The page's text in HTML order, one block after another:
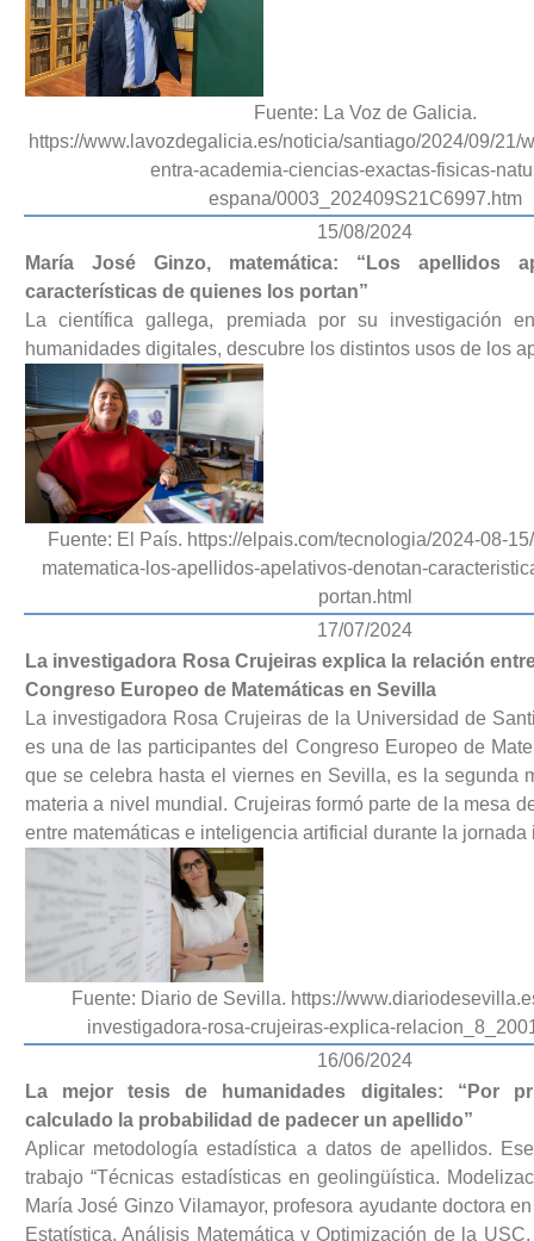
Fuente: La Voz de Galicia.
https://www.lavozdegalicia.es/noticia/santiago/2024/09/21/
entra-academia-ciencias-exactas-fisicas-
espana/0003_202409S21C6997.htm
15/08/2024
María José Ginzo, matemática: “Los apellidos
características de quienes los portan”
La científica gallega, premiada por su investigación
humanidades digitales, descubre los distintos usos de los
Fuente: El País. https://elpais.com/tecnologia/2024-08-
matematica-los-apellidos-apelativos-denotan-
portan.html
17/07/2024
La investigadora Rosa Crujeiras explica la relación
Congreso Europeo de Matemáticas en Sevilla
La investigadora Rosa Crujeiras de la Universidad de
es una de las participantes del Congreso Europeo de
que se celebra hasta el viernes en Sevilla, es la segunda
materia a nivel mundial. Crujeiras formó parte de la mesa
entre matemáticas e inteligencia artificial durante la
Fuente: Diario de Sevilla. https://
investigadora-rosa-crujeiras-explica-
16/06/2024
La mejor tesis de humanidades digitales: “Por
calculado la probabilidad de padecer un apellido”
Aplicar metodología estadística a datos de apellidos.
trabajo “Técnicas estadísticas en geolingüística.
María José Ginzo Vilamayor, profesora ayudante doctora
Estatística, Análisis Matemática y Optimización de la